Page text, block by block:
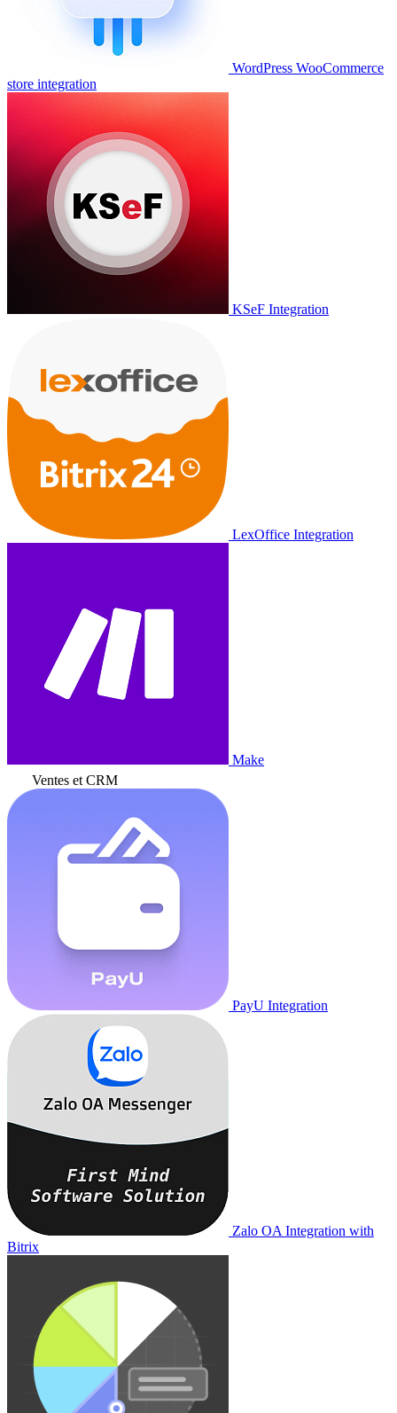
WordPress WooCommerce
store integration
KSeF Integration
LexOffice Integration
Make
Ventes et CRM
PayU Integration
Zalo OA Integration with
Bitrix